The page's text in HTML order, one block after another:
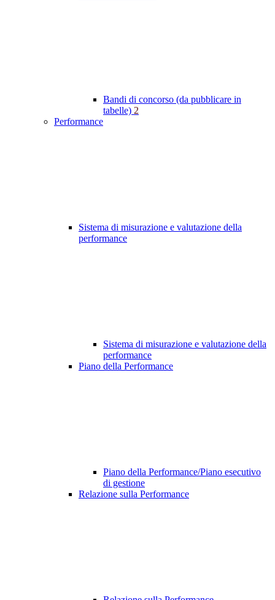
Bandi di concorso (da pubblicare in
tabelle) 2
Performance
Sistema di misurazione e valutazione della
performance
Sistema di misurazione e valutazione della
performance
Piano della Performance
Piano della Performance/Piano esecutivo
di gestione
Relazione sulla Performance